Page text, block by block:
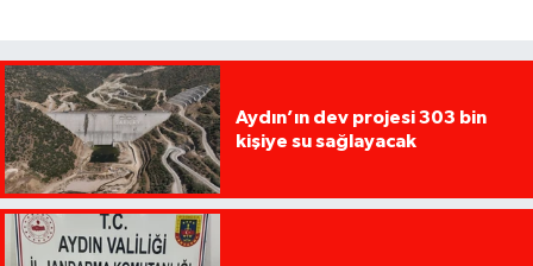
Aydın’ın dev projesi 303 bin
kişiye su sağlayacak